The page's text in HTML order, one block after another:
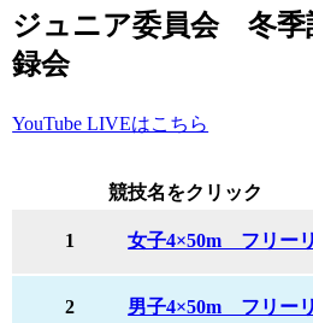
ジュニア委員会 冬季
録会
YouTube LIVEはこちら
競技名をクリック
1 女子4×50m フリー
2 男子4×50m フリー